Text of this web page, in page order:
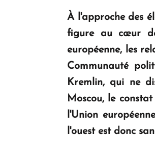
À l'approche des
figure au cœur
européenne, les
Communauté
Kremlin, qui ne
Moscou, le
l'Union
l'ouest est donc